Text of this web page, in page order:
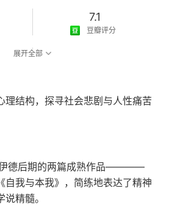
7.1
豆瓣评分
展开全部
理结构，探寻社会悲剧与人性痛苦
伊德后期的两篇成熟作品————
自我与本我》，简练地表达了精神
精髓。